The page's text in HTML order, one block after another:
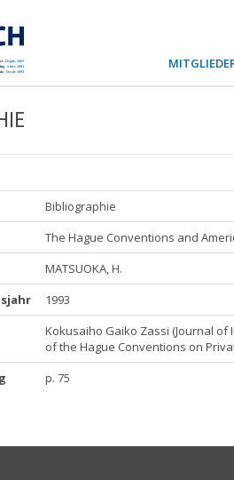
Bibliographie
The Hague Conventions and
MATSUOKA, H.
1993
Kokusaiho Gaiko Zassi (Journal of
of the Hague Conventions on
p. 75